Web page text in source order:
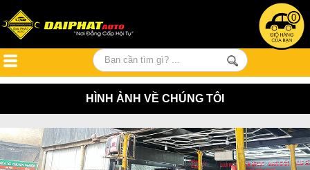
0
HÌNH ẢNH VỀ CHÚNG TÔI